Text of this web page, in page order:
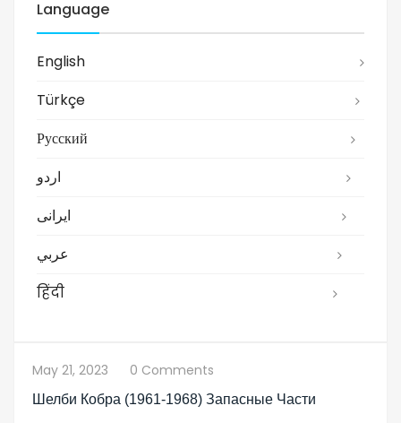
Language
English
Türkçe
Русский
اردو
ایرانی
عربي
हिंदी
May 21, 2023 0 Comments
Шелби Кобра (1961-1968) Запасные Части